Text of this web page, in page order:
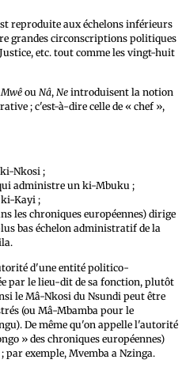
reproduite aux échelons inférieurs
grandes circonscriptions politiques
Justice, etc. tout comme les vingt-huit
Mwê ou Nâ, Ne introduisent la notion
; c'est-à-dire celle de « chef »,
Nkosi ;
administre un ki-Mbuku ;
ki-Kayi ;
les chroniques européennes) dirige
bas échelon administratif de la
d'une entité politico-
par le lieu-dit de sa fonction, plutôt
le Mâ-Nkosi du Nsundi peut être
(ou Mâ-Mbamba pour le
De même qu'on appelle l'autorité
» des chroniques européennes)
exemple, Mvemba a Nzinga.